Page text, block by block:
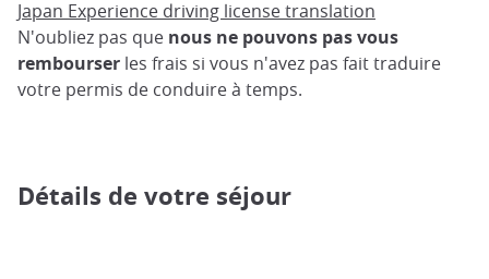
Japan Experience driving license translation
N'oubliez pas que nous ne pouvons pas vous
rembourser les frais si vous n'avez pas fait traduire
votre permis de conduire à temps.
Détails de votre séjour